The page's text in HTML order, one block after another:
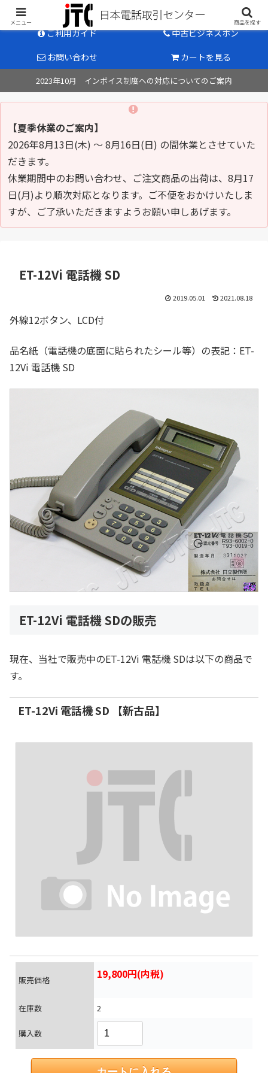
中古ビジネスホン販売のパイオニア
ご利用ガイド
中古ビジネスホン
お問い合わせ
カートを見る
2023年10月 インボイス制度への対応についてのご案内
【夏季休業のご案内】
2026年8月13日(木) ～ 8月16日(日) の間休業とさせていた
だきます。
休業期間中のお問い合わせ、ご注文商品の出荷は、8月17
日(月)より順次対応となります。ご不便をおかけいたしま
すが、ご了承いただきますようお願い申しあげます。
ET-12Vi 電話機 SD
2019.05.01 2021.08.18
外線12ボタン、LCD付
品名紙（電話機の底面に貼られたシール等）の表記：ET-
12Vi 電話機 SD
ET-12Vi 電話機 SDの販売
現在、当社で販売中のET-12Vi 電話機 SDは以下の商品で
す。
ET-12Vi 電話機 SD 【新古品】
販売価格 19,800円(内税)
在庫数 2
購入数
メニュー 商品を探す